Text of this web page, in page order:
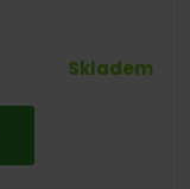
Skladem